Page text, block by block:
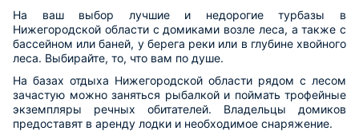
На ваш выбор лучшие и недорогие турбазы в
Нижегородской области с домиками возле леса, а также с
бассейном или баней, у берега реки или в глубине хвойного
леса. Выбирайте, то, что вам по душе.
На базах отдыха Нижегородской области рядом с лесом
зачастую можно заняться рыбалкой и поймать трофейные
экземпляры речных обитателей. Владельцы домиков
предоставят в аренду лодки и необходимое снаряжение.